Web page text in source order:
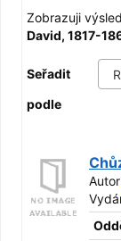
Zobrazuji
David, 1817-
Seřadit
podle
Autor